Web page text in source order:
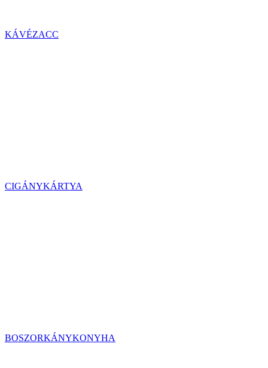
KÁVÉZACC
CIGÁNYKÁRTYA
BOSZORKÁNYKONYHA